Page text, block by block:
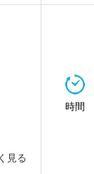
見る
時間